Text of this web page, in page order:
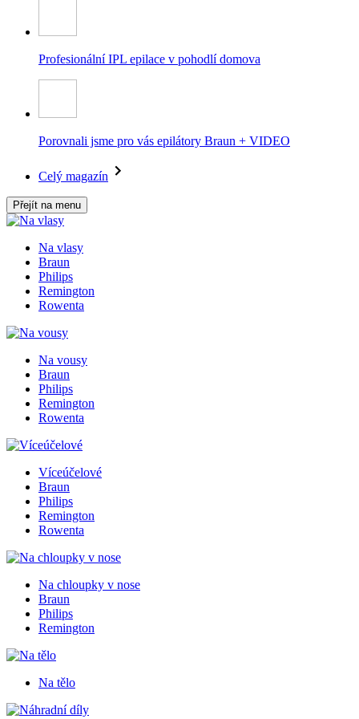
Profesionální IPL epilace v pohodlí domova
Porovnali jsme pro vás epilátory Braun + VIDEO
Celý magazín
Přejít na menu
Na vlasy
Braun
Philips
Remington
Rowenta
Na vousy
Braun
Philips
Remington
Rowenta
Víceúčelové
Braun
Philips
Remington
Rowenta
Na chloupky v nose
Braun
Philips
Remington
Na tělo